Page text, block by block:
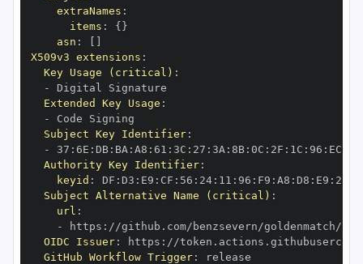
extraNames :
items : { }
asn :
X509v3 extensions :
Key Usage (critical) :
-
Extended Key Usage :
-
Subject Key Identifier:
-
37 : 6E : DB: BA : A8 : 61 : 3C : 27 : 3A : 8B: 0C : 2F : 1C : 96 : EC
Authority Key Identifier:
keyid : DF : D3 : E9 : CF : 56 : 24: 11 : 96 : F9 : A8 : D8 : E9 : 28
Subject Alternative Name (critical) :
url :
-
https :
OIDC Issuer: https :
GitHub Workflow Trigger: